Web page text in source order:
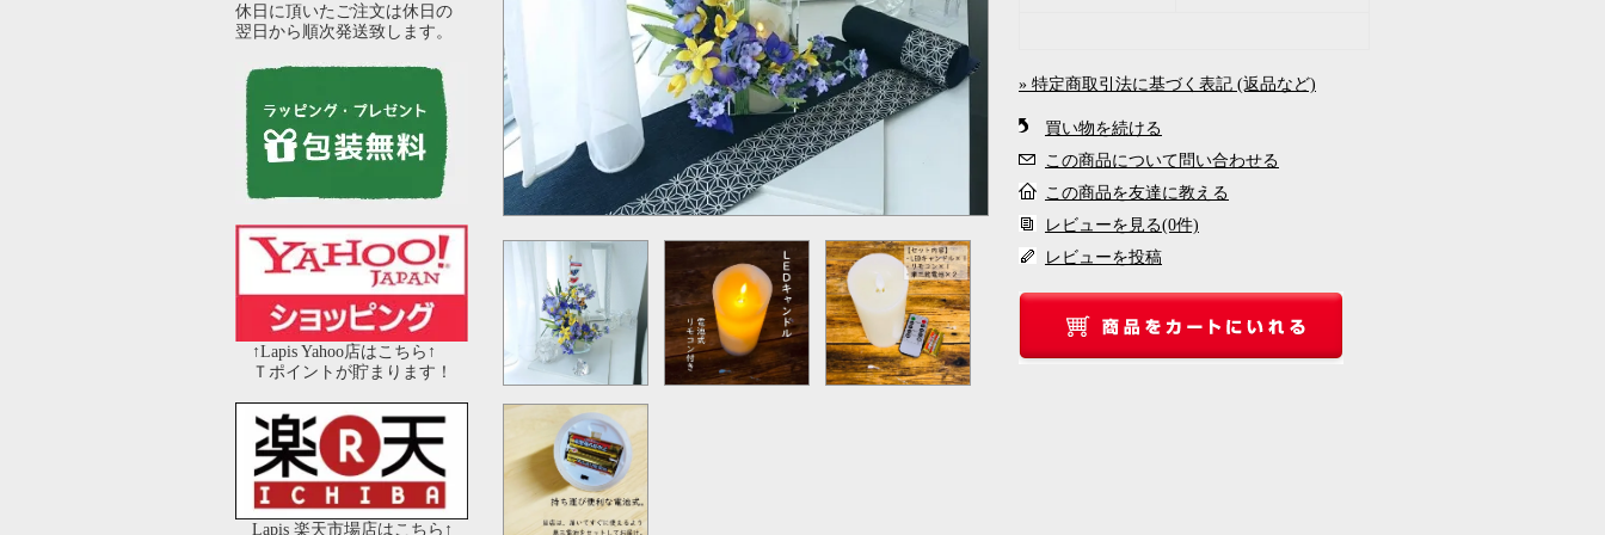
休日に頂いたご注文は休日の
翌日から順次発送致します。
↑Lapis Yahoo店はこちら↑
Ｔポイントが貯まります！
Lapis 楽天市場店はこちら↑
» 特定商取引法に基づく表記 (返品など)
買い物を続ける
この商品について問い合わせる
この商品を友達に教える
レビューを見る(0件)
レビューを投稿